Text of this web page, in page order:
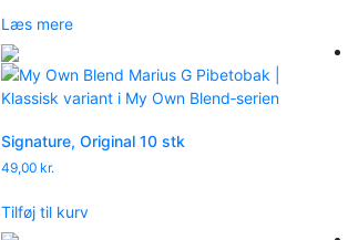
Læs mere
Signature, Original 10 stk
49,00 kr.
Tilføj til kurv